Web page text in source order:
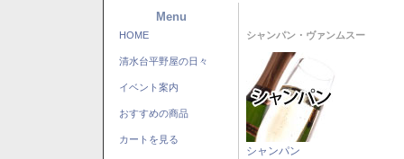
Menu
HOME
清水台平野屋の日々
イベント案内
おすすめの商品
カートを見る
シャンパン・ヴァンムスー
シャンパン